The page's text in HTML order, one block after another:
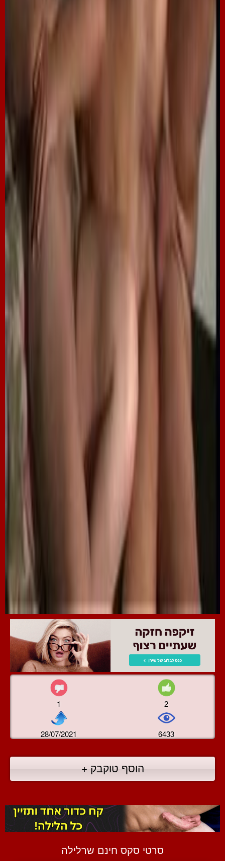
1 2
28/07/2021 6433
הוסף טוקבק +
סרטי סקס חינם שרלילה